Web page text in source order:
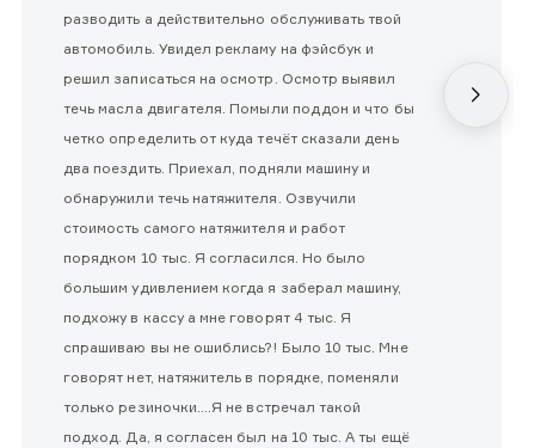
разводить а действительно обслуживать твой
автомобиль. Увидел рекламу на фэйсбук и
решил записаться на осмотр. Осмотр выявил
течь масла двигателя. Помыли поддон и что бы
четко определить от куда течёт сказали день
два поездить. Приехал, подняли машину и
обнаружили течь натяжителя. Озвучили
стоимость самого натяжителя и работ
порядком 10 тыс. Я согласился. Но было
большим удивлением когда я заберал машину,
подхожу в кассу а мне говорят 4 тыс. Я
спрашиваю вы не ошиблись?! Было 10 тыс. Мне
говорят нет, натяжитель в порядке, поменяли
только резиночки....Я не встречал такой
подход. Да, я согласен был на 10 тыс. А ты ещё